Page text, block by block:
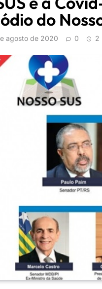
do
agosto de 2020 0 2